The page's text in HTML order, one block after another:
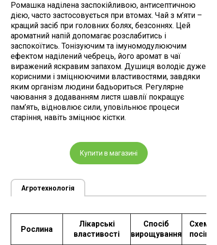
Ромашка наділена заспокійливою, антисептичною
дією, часто застосовується при втомах. Чай з м’яти –
кращий засіб при головних болях, безсоннях. Цей
ароматний напій допомагає розслабитись і
заспокоїтись. Тонізуючим та імуномодулюючим
ефектом наділений чебрець, його аромат в чаї
виражений яскравим запахом. Душиця володіє дуже
корисними і зміцнюючими властивостями, завдяки
яким організм людини бадьориться. Регулярне
чаювання з додаванням листя шавлії покращує
пам’ять, відновлює сили, уповільнює процеси
старіння, навіть зміцнює кістки.
Купити в магазині
Агротехнологія
Рослина
Лікарські
властивості
Спосіб
вирощування
Схема
посіву